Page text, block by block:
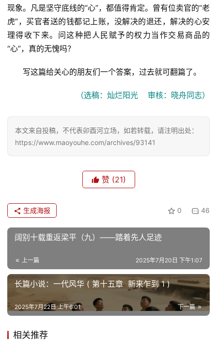
现象。凡是坚守底线的“心”，都值得肯定。曾有位卖官的“老
虎”，买官者送的钱都记上账，没解决的退还，解决的心安
理得收下来。问这种把人民赋予的权力当作交易商品的
“心”，真的无愧吗？
写这篇给关心的朋友们一个答案，过去就可翻篇了。
（选稿：灿烂阳光    审核：晓舟同志）
本文来自投稿，不代表卯酉河立场，如若转载，请注明出处：
https://www.maoyouhe.com/archives/93141
赞 (21)
0 46
生成海报
阔别十载重返梁平（九）——踏着先人足迹
上一篇 2025年7月20日 下午1:07
长篇小说：一代风华 ( 第十五章 新来乍到 1 )
下一篇
2025年7月22日 上午6:01
相关推荐